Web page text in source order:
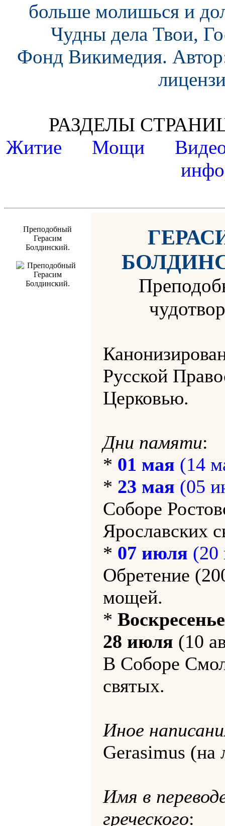
больше молишься и
Чудны дела Твои,
Фонд Викимедия.
РАЗДЕЛЫ
Житие
Мощи
Преподобный
Герасим
Болдинский.
Русской
Церковью.
Дни памяти:
* 01 мая (14
* 23 мая (05
Соборе
Ярославских
* 07 июля (20
Обретение
мощей.
*
28 июля (10
В Соборе
святых.
Иное
Gerasimus (на
Имя в
греческого: